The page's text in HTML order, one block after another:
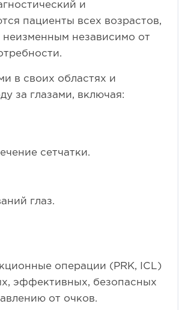
и
пациенты всех возрастов,
неизменным независимо от
в своих областях и
за глазами, включая:
сетчатки.
глаз.
операции (PRK, ICL)
эффективных, безопасных
от очков.